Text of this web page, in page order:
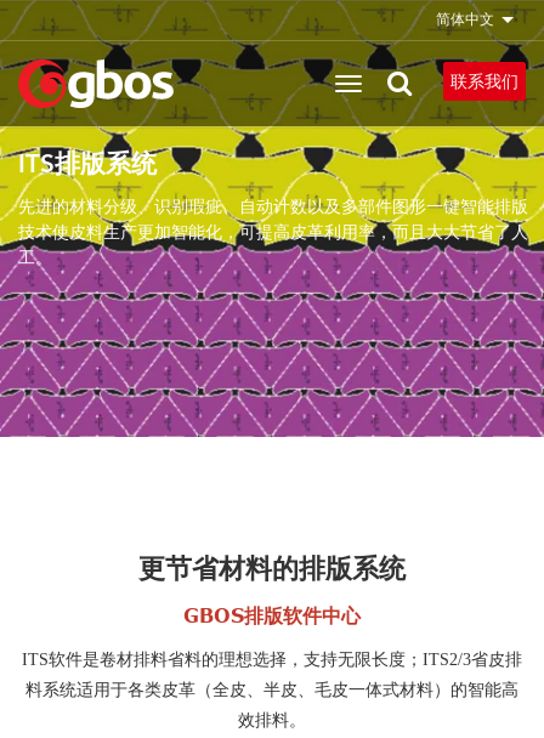
跳
转
到
主
要
内
容
简体中文 列出
联系我们
ITS排版系统
先进的材料分级、识别瑕疵、自动计数以及多部件图形一键智能排版
技术使皮料生产更加智能化，可提高皮革利用率，而且大大节省了人
工。
更节省材料的排版系统
GBOS排版软件中心
ITS软件是卷材排料省料的理想选择，支持无限长度；ITS2/3省皮排
料系统适用于各类皮革（全皮、半皮、毛皮一体式材料）的智能高
效排料。